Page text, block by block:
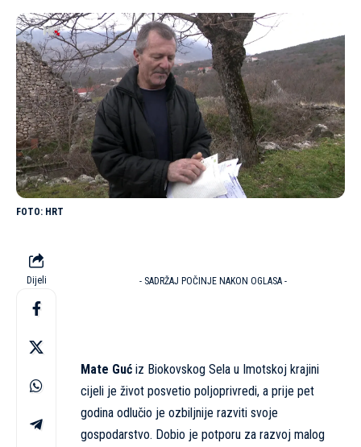
HRT
Dijeli - SADRŽAJ POČINJE NAKON OGLASA -
Mate Guć iz Biokovskog Sela u Imotskoj krajini
cijeli je život posvetio poljoprivredi, a prije pet
godina odlučio je ozbiljnije razviti svoje
gospodarstvo. Dobio je potporu za razvoj malog